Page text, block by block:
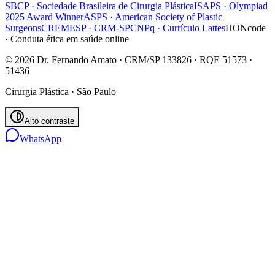
SBCP · Sociedade Brasileira de Cirurgia PlásticaISAPS · Olympiad
2025 Award WinnerASPS · American Society of Plastic
SurgeonsCREMESP · CRM-SPCNPq · Currículo LattesHONcode
· Conduta ética em saúde online
© 2026 Dr. Fernando Amato · CRM/SP 133826 · RQE 51573 ·
51436
Cirurgia Plástica · São Paulo
Alto contraste
WhatsApp